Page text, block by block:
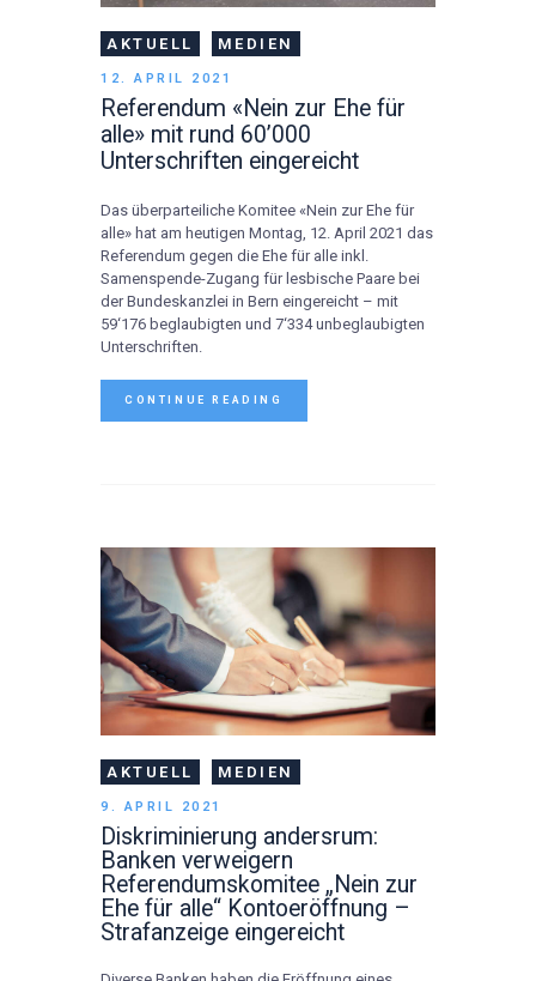
AKTUELL MEDIEN
12. APRIL 2021
Referendum «Nein zur Ehe für
alle» mit rund 60’000
Unterschriften eingereicht
Das überparteiliche Komitee «Nein zur Ehe für
alle» hat am heutigen Montag, 12. April 2021 das
Referendum gegen die Ehe für alle inkl.
Samenspende-Zugang für lesbische Paare bei
der Bundeskanzlei in Bern eingereicht – mit
59‘176 beglaubigten und 7‘334 unbeglaubigten
Unterschriften.
CONTINUE READING
AKTUELL MEDIEN
9. APRIL 2021
Diskriminierung andersrum:
Banken verweigern
Referendumskomitee „Nein zur
Ehe für alle“ Kontoeröffnung –
Strafanzeige eingereicht